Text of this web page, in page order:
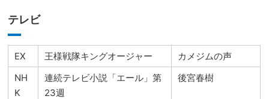
テレビ
EX 王様戦隊キングオージャー
カメジムの声
NH
K
連続テレビ小説「エール」第
23週
後宮春樹